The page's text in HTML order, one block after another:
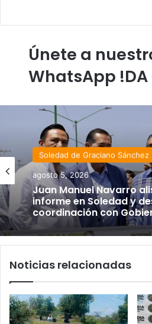
Únete a
WhatsApp !DA
Soledad de Graciano Sánchez
agosto 5, 2026
Juan Manuel Navarro
informe en Soledad y
coordinación con
Estado
agosto 4, 2026
Tangamanga y
Noticias relacionadas